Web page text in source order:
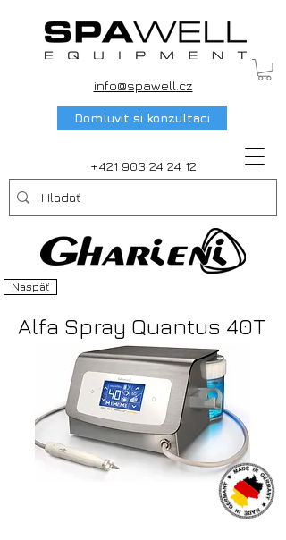
+421 903 24 24 12
info@spawell.cz
Domluvit si konzultaci
Naspäť
Alfa Spray Quantus 40T